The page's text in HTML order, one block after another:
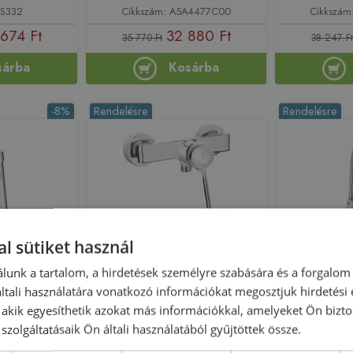
Ft
Cikkszám: A5A4477C00
35 770 Ft 32 880 Ft
Kosárba
38 247 Ft
-8%
önzáró
Eco,
Rendelésre
Deante Alpinia Vital orvosi karos
zuhany csaptelep BGA_040C
Azonosító: 195845
Rendelésre
Roca
mosogató
sütiket használ
a tartalom, a hirdetések személyre szabására és a forgalom
használatára vonatkozó információkat megosztjuk hirdetési
egyesíthetik azokat más információkkal, amelyeket Ön
Ön általi használatából gyűjtöttek össze.